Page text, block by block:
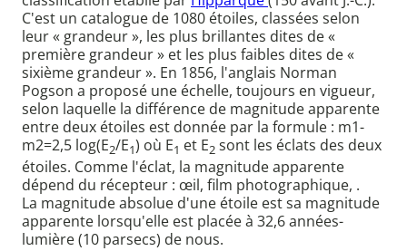
C'est un catalogue de 1080 étoiles, classées selon
leur « grandeur », les plus brillantes dites de «
première grandeur » et les plus faibles dites de «
sixième grandeur ». En 1856, l'anglais Norman
Pogson a proposé une échelle, toujours en vigueur,
selon laquelle la différence de magnitude apparente
entre deux étoiles est donnée par la formule : m1-
m2=2,5 log(E2/E1) où E1 et E2 sont les éclats des deux
étoiles. Comme l'éclat, la magnitude apparente
dépend du récepteur : œil, film photographique, .
La magnitude absolue d'une étoile est sa magnitude
apparente lorsqu'elle est placée à 32,6 années-
lumière (10 parsecs) de nous.